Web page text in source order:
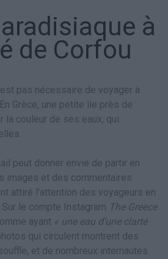
à
de Corfou
pas nécessaire de voyager à
Grèce, une petite île près de
la couleur de ses eaux, qui
peut donner envie de partir en
images et des commentaires
attiré l’attention des voyageurs en
le compte Instagram The Greece
ayant « une eau d’une clarté
qui circulent montrent des
et de nombreux internautes